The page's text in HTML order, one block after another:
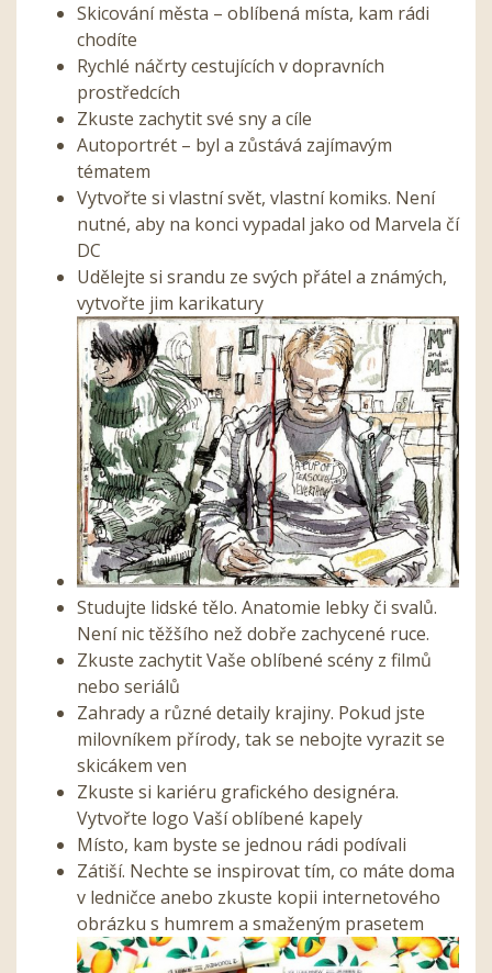
Skicování města – oblíbená místa, kam rádi
chodíte
Rychlé náčrty cestujících v dopravních
prostředcích
Zkuste zachytit své sny a cíle
Autoportrét – byl a zůstává zajímavým
tématem
Vytvořte si vlastní svět, vlastní komiks. Není
nutné, aby na konci vypadal jako od Marvela čí
DC
Udělejte si srandu ze svých přátel a známých,
vytvořte jim karikatury
Studujte lidské tělo. Anatomie lebky či svalů.
Není nic těžšího než dobře zachycené ruce.
Zkuste zachytit Vaše oblíbené scény z filmů
nebo seriálů
Zahrady a různé detaily krajiny. Pokud jste
milovníkem přírody, tak se nebojte vyrazit se
skicákem ven
Zkuste si kariéru grafického designéra.
Vytvořte logo Vaší oblíbené kapely
Místo, kam byste se jednou rádi podívali
Zátiší. Nechte se inspirovat tím, co máte doma
v ledničce anebo zkuste kopii internetového
obrázku s humrem a smaženým prasetem